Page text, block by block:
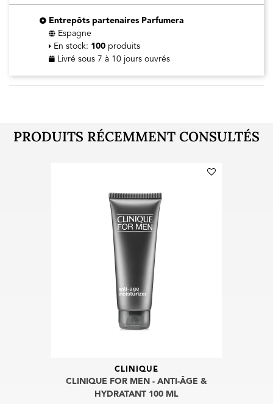
Entrepôts partenaires Parfumera
Espagne
En stock: 100 produits
Livré sous 7 à 10 jours ouvrés
PRODUITS RÉCEMMENT CONSULTÉS
CLINIQUE
CLINIQUE FOR MEN - ANTI-ÂGE &
HYDRATANT 100 ML